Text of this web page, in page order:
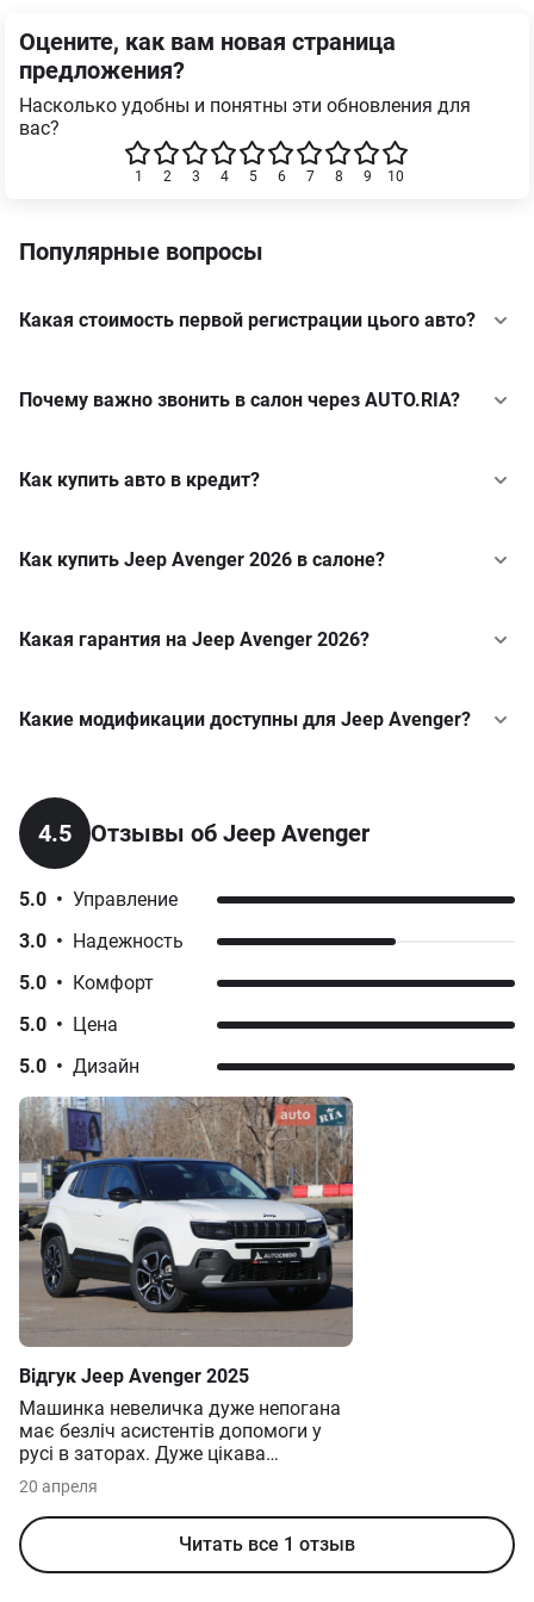
велосипедиста з функцією екстреного гальмування
Система розпізнавання дорожніх знаків
Адаптивний круїз-контроль
Оцените, как вам новая страница
предложения?
Насколько удобны и понятны эти обновления для
вас?
10
9
8
7
6
5
4
3
2
1
Популярные вопросы
Какая стоимость первой регистрации цього авто?
Почему важно звонить в салон через AUTO.RIA?
Как купить авто в кредит?
Jeep Compass
Jeep Grand Cherokee у кредит
Jeep Wranglerу кредит
Как купить Jeep Avenger 2026 в салоне?
Какая гарантия на Jeep Avenger 2026?
Какие модификации доступны для Jeep Avenger?
1.2 e-Hybrid DCT (136 к.с.) 4xe
от 1 550 050 грн
от 1 550 050 грн
Summit
1.2 e-Hybrid DCT (100 к.с.)
Overland
1.2 e-Hybrid DCT (136 к.с.) 4xe
от 1 471 950 грн
4.5 Отзывы об Jeep Avenger
5.0 • Управление
3.0 • Надежность
5.0 • Комфорт
5.0 • Цена
5.0 • Дизайн
Відгук Jeep Avenger 2025
Машинка невеличка дуже непогана
має безліч асистентів допомоги у
русі в заторах. Дуже цікава
електроніка приємні звуки
поворотника та аварійного сигналу.
Легкі в керуванні, достатньо жвавий
для двигуна 1.2. Але є дуже
неприємні нюанси. Машина побувши
20 апреля
Читать все 1 отзыв